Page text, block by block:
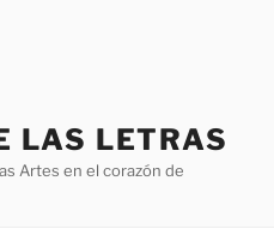
LAS LETRAS
Artes en el corazón de